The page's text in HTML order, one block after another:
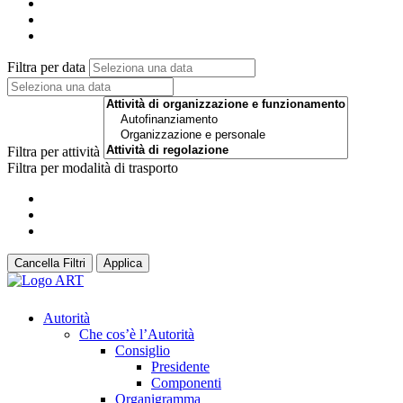
Filtra per data
Filtra per attività
Filtra per modalità di trasporto
Cancella Filtri Applica
Autorità
Che cos’è l’Autorità
Consiglio
Presidente
Componenti
Organigramma